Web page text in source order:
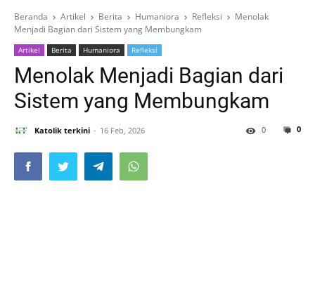
Beranda Artikel Berita Humaniora Refleksi
Menolak
Menjadi Bagian dari Sistem yang Membungkam
Artikel Berita Humaniora Refleksi
Menolak Menjadi Bagian dari
Sistem yang Membungkam
Katolik terkini 16 Feb, 2026 0
0